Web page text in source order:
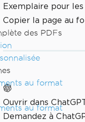
des PDFs
au format
au format
Exemplaire pour les
Copier la page au
Ouvrir dans
Demandez à